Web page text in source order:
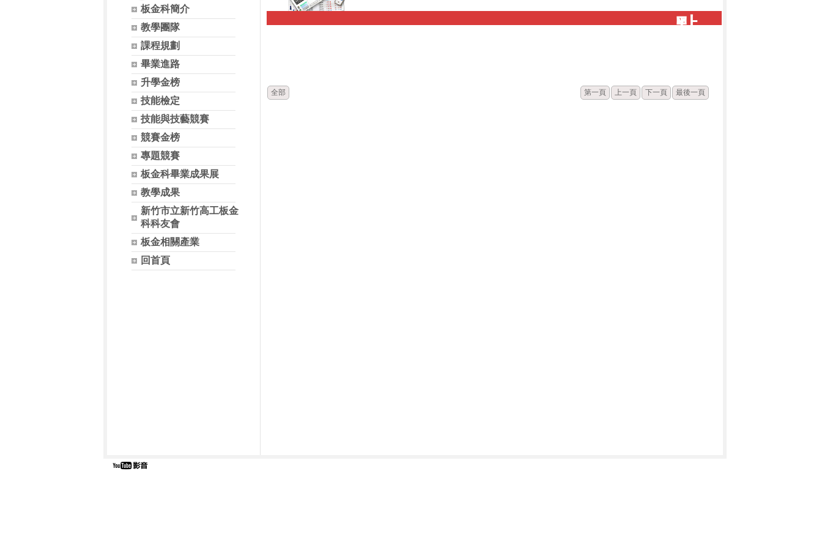
板金科簡介
教學團隊
課程規劃
畢業進路
升學金榜
技能檢定
技能與技藝競賽
競賽金榜
專題競賽
板金科畢業成果展
教學成果
新竹市立新竹高工板金
科科友會
板金相關產業
回首頁
點
全部 第一頁 上一頁 下一頁 最後一頁